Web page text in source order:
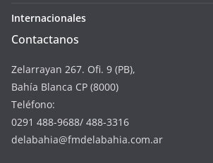
Internacionales
Contactanos
Zelarrayan 267. Ofi. 9 (PB),
Bahía Blanca CP (8000)
Teléfono:
0291 488-9688/ 488-3316
delabahia@fmdelabahia.com.ar